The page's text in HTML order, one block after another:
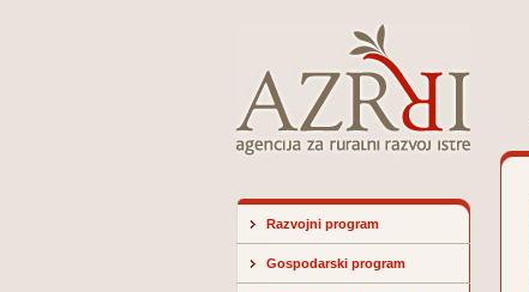
Razvojni program
Gospodarski program